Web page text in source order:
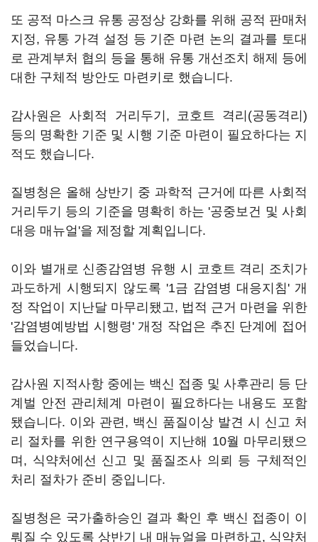
또 공적 마스크 유통 공정상 강화를 위해 공적 판매처
지정, 유통 가격 설정 등 기준 마련 논의 결과를 토대
로 관계부처 협의 등을 통해 유통 개선조치 해제 등에
대한 구체적 방안도 마련키로 했습니다.
감사원은 사회적 거리두기, 코호트 격리(공동격리)
등의 명확한 기준 및 시행 기준 마련이 필요하다는 지
적도 했습니다.
질병청은 올해 상반기 중 과학적 근거에 따른 사회적
거리두기 등의 기준을 명확히 하는 '공중보건 및 사회
대응 매뉴얼'을 제정할 계획입니다.
이와 별개로 신종감염병 유행 시 코호트 격리 조치가
과도하게 시행되지 않도록 '1금 감염병 대응지침' 개
정 작업이 지난달 마무리됐고, 법적 근거 마련을 위한
'감염병예방법 시행령' 개정 작업은 추진 단계에 접어
들었습니다.
감사원 지적사항 중에는 백신 접종 및 사후관리 등 단
계벌 안전 관리체계 마련이 필요하다는 내용도 포함
됐습니다. 이와 관련, 백신 품질이상 발견 시 신고 처
리 절차를 위한 연구용역이 지난해 10월 마무리됐으
며, 식약처에선 신고 및 품질조사 의뢰 등 구체적인
처리 절차가 준비 중입니다.
질병청은 국가출하승인 결과 확인 후 백신 접종이 이
뤄질 수 있도록 상반기 내 매뉴얼을 마련하고, 식약처